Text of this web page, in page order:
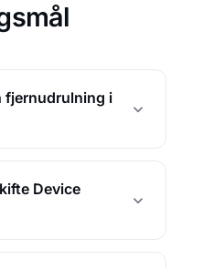
fjernudrulning i
Device